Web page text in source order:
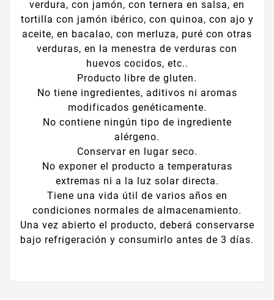
verdura, con jamón, con ternera en salsa, en
tortilla con jamón ibérico, con quinoa, con ajo y
aceite, en bacalao, con merluza, puré con otras
verduras, en la menestra de verduras con
huevos cocidos, etc..
Producto libre de gluten.
No tiene ingredientes, aditivos ni aromas
modificados genéticamente.
No contiene ningún tipo de ingrediente
alérgeno.
Conservar en lugar seco.
No exponer el producto a temperaturas
extremas ni a la luz solar directa.
Tiene una vida útil de varios años en
condiciones normales de almacenamiento.
Una vez abierto el producto, deberá conservarse
bajo refrigeración y consumirlo antes de 3 días.